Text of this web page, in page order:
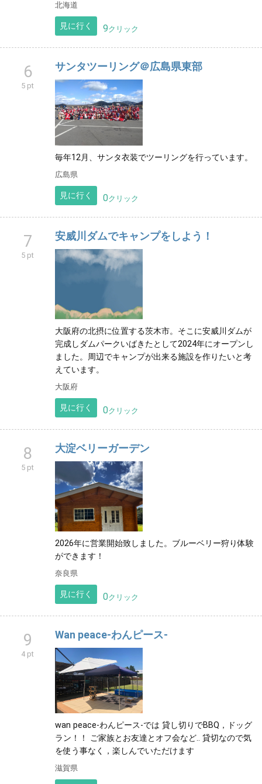
北海道
見に行く 9クリック
6
5 pt
サンタツーリング＠広島県東部
毎年12月、サンタ衣装でツーリングを行っています。
広島県
見に行く 0クリック
7
5 pt
安威川ダムでキャンプをしよう！
大阪府の北摂に位置する茨木市。そこに安威川ダムが
完成しダムパークいばきたとして2024年にオープンし
ました。周辺でキャンプが出来る施設を作りたいと考
えています。
大阪府
見に行く 0クリック
8
5 pt
大淀ベリーガーデン
2026年に営業開始致しました。ブルーベリー狩り体験
ができます！
奈良県
見に行く 0クリック
9
4 pt
Wan peace-わんピース-
wan peace-わんピース-では 貸し切りでBBQ，ドッグ
ラン！！ ご家族とお友達とオフ会など‥ 貸切なので気
を使う事なく，楽しんでいただけます
滋賀県